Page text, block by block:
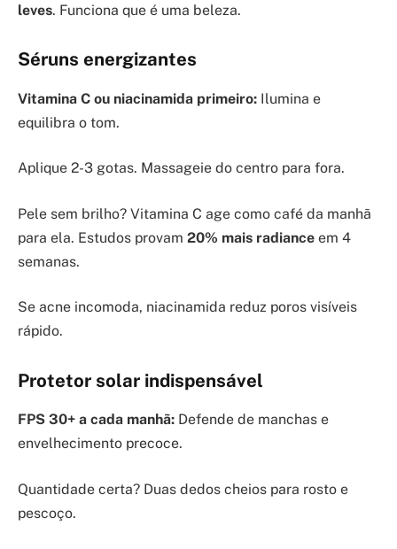
leves. Funciona que é uma beleza.
Séruns energizantes
Vitamina C ou niacinamida primeiro: Ilumina e
equilibra o tom.
Aplique 2-3 gotas. Massageie do centro para fora.
Pele sem brilho? Vitamina C age como café da manhã
para ela. Estudos provam 20% mais radiance em 4
semanas.
Se acne incomoda, niacinamida reduz poros visíveis
rápido.
Protetor solar indispensável
FPS 30+ a cada manhã: Defende de manchas e
envelhecimento precoce.
Quantidade certa? Duas dedos cheios para rosto e
pescoço.